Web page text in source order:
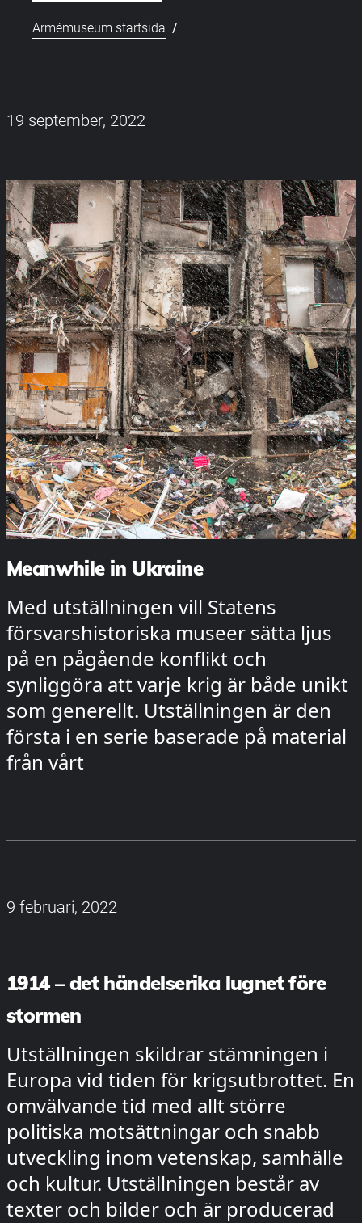
Armémuseum startsida /
19 september, 2022
Meanwhile in Ukraine
Med utställningen vill Statens
försvarshistoriska museer sätta ljus
på en pågående konflikt och
synliggöra att varje krig är både unikt
som generellt. Utställningen är den
första i en serie baserade på material
från vårt
9 februari, 2022
1914 – det händelserika lugnet före
stormen
Utställningen skildrar stämningen i
Europa vid tiden för krigsutbrottet. En
omvälvande tid med allt större
politiska motsättningar och snabb
utveckling inom vetenskap, samhälle
och kultur. Utställningen består av
texter och bilder och är producerad